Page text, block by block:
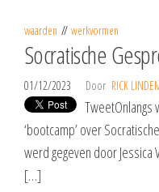
waarden werkvormen
Socratische
01/12/2023 Door RICK
TweetOnlangs
‘bootcamp’ over
werd gegeven door Jessica
[…]